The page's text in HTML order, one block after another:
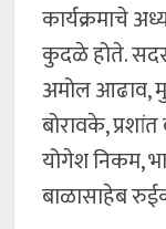
कार्यक्रमाचे
कुदळे होते. सदर
अमोल आढाव,
बोरावके,
योगेश निकम,
बाळासाहेब